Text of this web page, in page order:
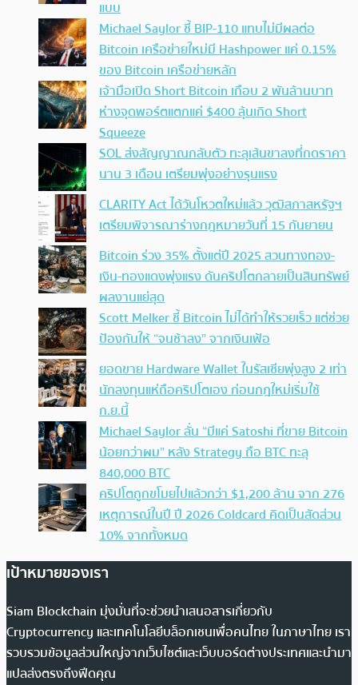
แบบ
Michael Saylor ชี้ BIP-110 แทบไม่มีผลต่อ
Bitcoin เครือข่ายใหม่มี Hashpower แค่ 0.15%
ของ Bitcoin เครือข่ายหลัก
เจ้ามือเปิด Short Bitcoin เกือบ 2 พันล้านบาท
ห่างจุดพอร์ตแตกแค่ $400 ลุ้นเกิด Short
Squeeze
SOL ส่งสัญญาณกลับตัว ทะลุเส้นขาลงที่กดราคา
นาน 3 เดือน เตรียมพุ่งอย่างรุนแรง
CLARITY Act ได้วันโหวตใหม่แล้ว วุฒิสภาสหรัฐฯ
เตรียมพิจารณาร่างกฎหมายวันที่ 15 กันยายน
Bitcoin ร่วง 35% ตั้งแต่ปี 2025 สวนทางทอง-
เงิน-ทองแดงพุ่งแรง ดันคริปโตกลายเป็นสินทรัพย์
ผลงานแย่สุด
Scott Melker ชี้ Bitcoin ไม่ได้ทำให้รวยเร็ว แต่ช่วย
ป้องกันให้ “จนช้าลง” จากเงินเฟ้อ
ยอดขาย Hardware Wallet ในรัสเซียพุ่งสูง 2 เท่า
นักลงทุนแห่ถือคริปโตเอง ก่อนกฎใหม่เริ่มใช้
ก.ย.นี้
Michael Saylor ลั่น “มีแค่ Satoshi ที่ขาย Bitcoin
น้อยกว่าผม” หลัง Strategy ถือ BTC ทะลุ
840,000 BTC
คริปโตถูกขโมยไปแล้วกว่า $1,200 ล้าน จาก 276
เหตุการณ์ในปี ปี 2026 Coldcard คิดเป็นสัดส่วน
10% จากทั้งหมด
เป้าหมายของเรา
Siam Blockchain มุ่งมั่นที่จะช่วยนำเสนอสารเกี่ยวกับ
Cryptocurrency และเทคโนโลยีบล็อกเชนเพื่อคนไทย ในภาษาไทย เรา
รวบรวมข้อมูลส่วนใหญ่จากเว็บไซต์และเว็บบอร์ดต่างประเทศและนำมา
แปลส่งตรงถึงฟีดคุณ